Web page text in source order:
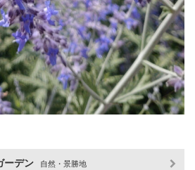
ーデン 自然・景勝地